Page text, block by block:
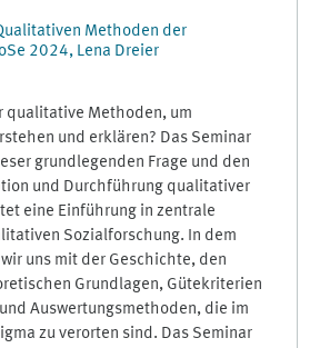
Methoden der
2024, Lena Dreier
qualitative Methoden, um
und erklären? Das Seminar
grundlegenden Frage und den
und Durchführung qualitativer
eine Einführung in zentrale
Sozialforschung. In dem
uns mit der Geschichte, den
Grundlagen, Gütekriterien
Auswertungsmethoden, die im
zu verorten sind. Das Seminar